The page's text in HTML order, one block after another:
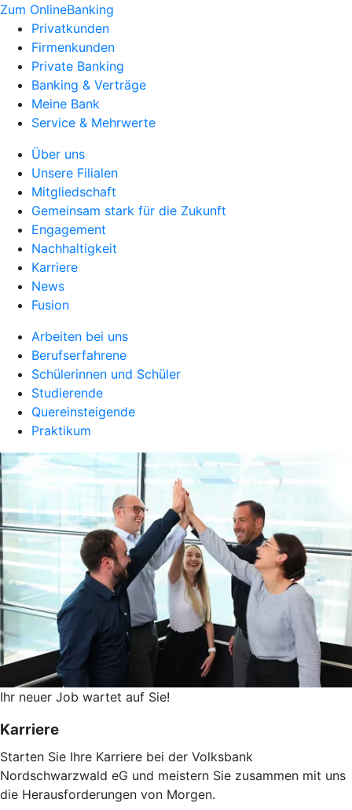
Zum OnlineBanking
Privatkunden
Firmenkunden
Private Banking
Banking & Verträge
Meine Bank
Service & Mehrwerte
Über uns
Unsere Filialen
Mitgliedschaft
Gemeinsam stark für die Zukunft
Engagement
Nachhaltigkeit
Karriere
News
Fusion
Arbeiten bei uns
Berufserfahrene
Schülerinnen und Schüler
Studierende
Quereinsteigende
Praktikum
Ihr neuer Job wartet auf Sie!
Karriere
Starten Sie Ihre Karriere bei der Volksbank
Nordschwarzwald eG und meistern Sie zusammen mit uns
die Herausforderungen von Morgen.